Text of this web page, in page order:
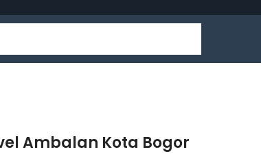
Ambalan Kota Bogor